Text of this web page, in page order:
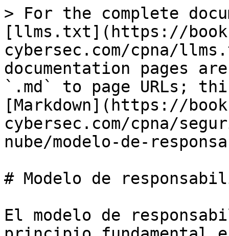
> For the complete
[llms.txt](https://
cybersec.com/cpna/
documentation pages
`.md` to page URLs;
[Markdown](https://
cybersec.com/cpna/
nube/modelo-de-
# Modelo de
El modelo de